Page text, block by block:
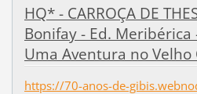
HQ* - CARROÇA DE
Bonifay - Ed. Meribérica
Uma Aventura no Velho
https://70-anos-de-